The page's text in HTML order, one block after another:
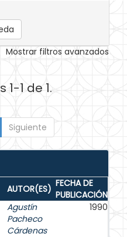
Mostrar filtros avanzados
1-1 de 1.
Siguiente
AUTOR(ES) FECHA DE
PUBLICACIÓN
Agustín
Pacheco
Cárdenas
1990